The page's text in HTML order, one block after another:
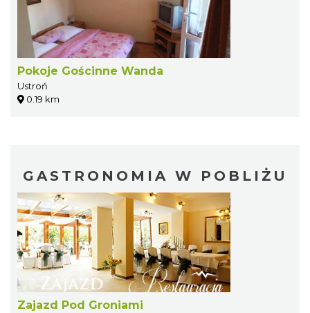
Pokoje Gościnne Wanda
Ustroń
0.19 km
GASTRONOMIA W POBLIŻU
Zajazd Pod Groniami